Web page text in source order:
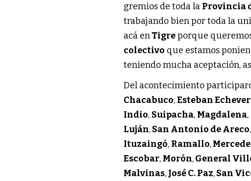
gremios de toda la Provincia
trabajando bien por toda la
acá enTigreporque
colectivo que estamos
teniendo mucha aceptación,
Del acontecimiento
Chacabuco,Esteban
Indio, Suipacha, Magdalena,
Luján,San Antonio de Areco,
Ituzaingó, Ramallo,
Escobar, Morón,General
Malvinas, José C. Paz,San